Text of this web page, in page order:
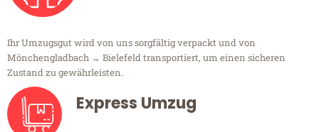
Ihr Umzugsgut wird von uns sorgfältig verpackt und von
Mönchengladbach → Bielefeld transportiert, um einen sicheren
Zustand zu gewährleisten.
Express Umzug